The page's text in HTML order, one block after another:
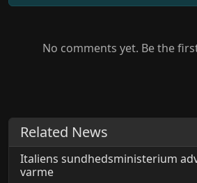
No comments yet. Be the
Related News
Italiens sundhedsministerium
varme